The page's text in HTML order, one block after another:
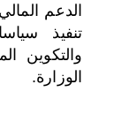
الدعم
تنفيذ
والتكوين
الوزارة.